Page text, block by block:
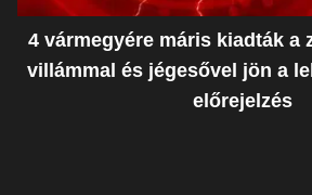
4 vármegyére máris kiadták a
villámmal és jégesővel jön a
előrejelzés